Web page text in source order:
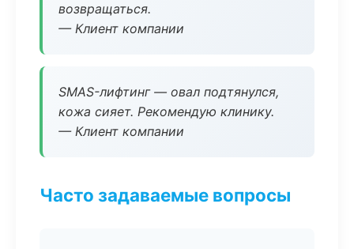
возвращаться.
— Клиент компании
SMAS-лифтинг — овал подтянулся,
кожа сияет. Рекомендую клинику.
— Клиент компании
Часто задаваемые вопросы